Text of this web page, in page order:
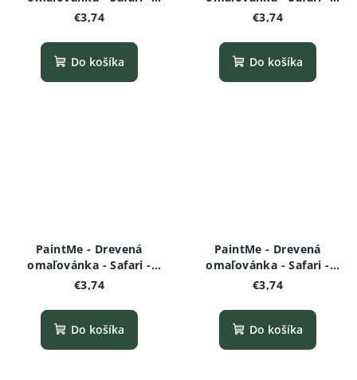
Žirafa
€3,74
Do košíka
Opička s banánom
€3,74
Do košíka
PaintMe - Drevená
omaľovánka - Safari -
Krokodíl
€3,74
Do košíka
PaintMe - Drevená
omaľovánka - Safari -
Gazela
€3,74
Do košíka